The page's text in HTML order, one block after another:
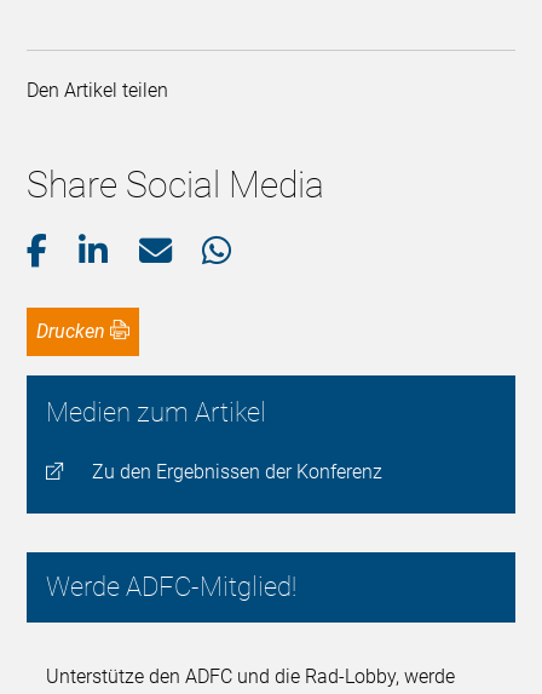
Den Artikel teilen
Share Social Media
Drucken
Medien zum Artikel
Zu den Ergebnissen der Konferenz
Werde ADFC-Mitglied!
Unterstütze den ADFC und die Rad-Lobby, werde